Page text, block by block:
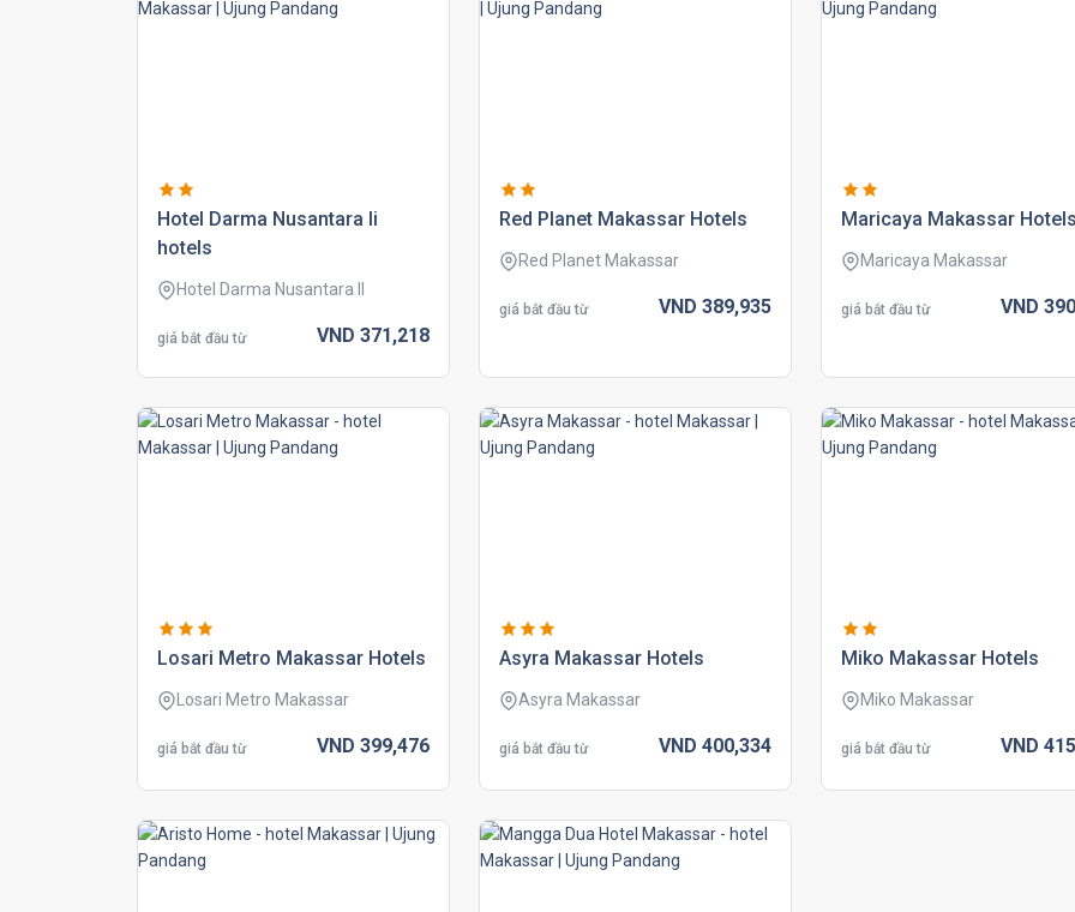
hotel darma nusantara ii
hotels
Hotel Darma Nusantara II
giá bắt đầu từ VND 371,218
red planet makassar hotels
Red Planet Makassar
giá bắt đầu từ VND 389,935
maricaya makassar hotels
Maricaya Makassar
giá bắt đầu từ VND
losari metro makassar hotels
Losari Metro Makassar
giá bắt đầu từ VND 399,476
asyra makassar hotels
Asyra Makassar
giá bắt đầu từ VND 400,334
miko makassar hotels
Miko Makassar
giá bắt đầu từ VND